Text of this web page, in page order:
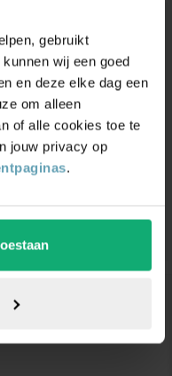
gebruikt
wij een goed
en deze elke dag een
om alleen
of alle cookies toe te
jouw privacy op
.
en
Ontvang
en 5% korting